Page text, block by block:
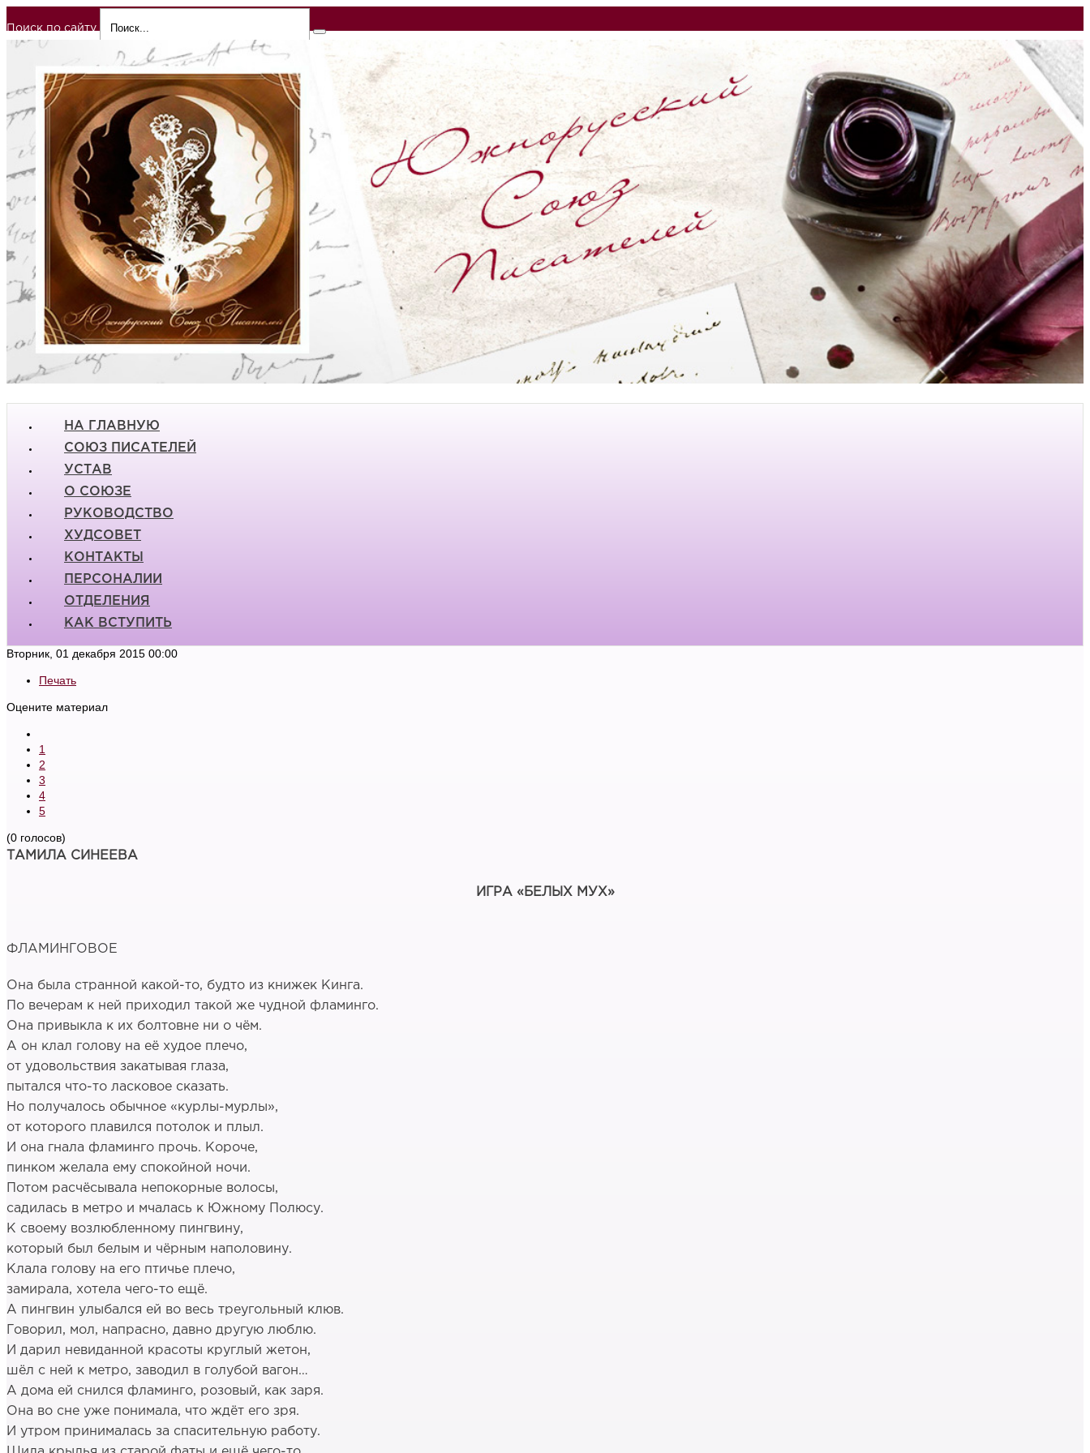
Поиск по сайту
НА ГЛАВНУЮ
СОЮЗ ПИСАТЕЛЕЙ
УСТАВ
О СОЮЗЕ
РУКОВОДСТВО
ХУДСОВЕТ
КОНТАКТЫ
ПЕРСОНАЛИИ
ОТДЕЛЕНИЯ
КАК ВСТУПИТЬ
Вторник, 01 декабря 2015 00:00
Печать
Оцените материал
1
2
3
4
5
(0 голосов)
ТАМИЛА СИНЕЕВА
ИГРА «БЕЛЫХ МУХ»
ФЛАМИНГОВОЕ
Она была странной какой-то, будто из книжек Кинга.
По вечерам к ней приходил такой же чудной фламинго.
Она привыкла к их болтовне ни о чём.
А он клал голову на её худое плечо,
от удовольствия закатывая глаза,
пытался что-то ласковое сказать.
Но получалось обычное «курлы-мурлы»,
от которого плавился потолок и плыл.
И она гнала фламинго прочь. Короче,
пинком желала ему спокойной ночи.
Потом расчёсывала непокорные волосы,
садилась в метро и мчалась к Южному Полюсу.
К своему возлюбленному пингвину,
который был белым и чёрным наполовину.
Клала голову на его птичье плечо,
замирала, хотела чего-то ещё.
А пингвин улыбался ей во весь треугольный клюв.
Говорил, мол, напрасно, давно другую люблю.
И дарил невиданной красоты круглый жетон,
шёл с ней к метро, заводил в голубой вагон…
А дома ей снился фламинго, розовый, как заря.
Она во сне уже понимала, что ждёт его зря.
И утром принималась за спасительную работу.